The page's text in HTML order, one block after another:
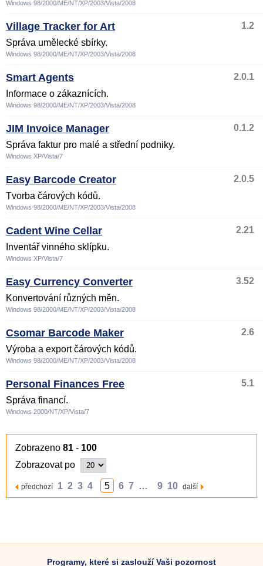
Windows 98/2000/ME/NT/XP/2003/Vista/2008
Village Tracker for Art
1.2
Správa umělecké sbírky.
Windows 98/2000/ME/NT/XP/2003/Vista/2008
Smart Agents
2.0.1
Informace o zákaznících.
Windows 98/2000/ME/NT/XP/2003/Vista/2008
JIM Invoice Manager
0.1.2
Správa faktur pro malé a střední podniky.
Windows XP/Vista/7
Easy Barcode Creator
2.0.5
Tvorba čárových kódů.
Windows 98/2000/ME/NT/XP/2003/Vista/2008
Cadent Wine Cellar
2.21
Inventář vinného sklípku.
Windows XP/Vista/7
Easy Currency Converter
3.52
Konvertování různých měn.
Windows 98/2000/ME/NT/XP/2003/Vista/2008
Csomar Barcode Maker
2.6
Výroba a export čárových kódů.
Windows 98/2000/ME/NT/XP/2003/Vista/2008
Personal Finances Free
5.1
Správa financí.
Windows 2000/NT/XP/Vista/7
Zobrazeno 81 - 100
Zobrazovat po
předchozí 1 2 3 4 5 6 7 … 9 10 další
Programy, které si zaslouží Vaši pozornost